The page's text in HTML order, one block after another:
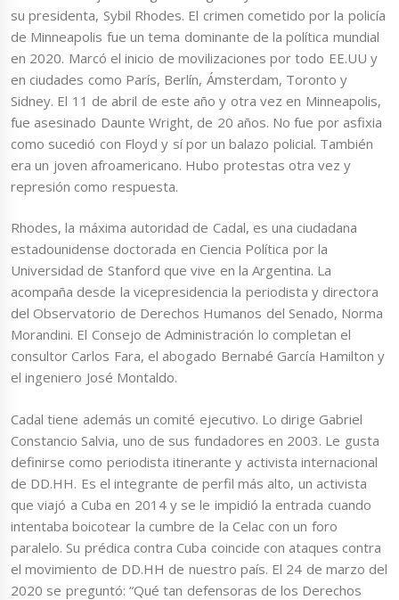
su presidenta, Sybil Rhodes. El crimen cometido por la policía
de Minneapolis fue un tema dominante de la política mundial
en 2020. Marcó el inicio de movilizaciones por todo EE.UU y
en ciudades como París, Berlín, Ámsterdam, Toronto y
Sidney. El 11 de abril de este año y otra vez en Minneapolis,
fue asesinado Daunte Wright, de 20 años. No fue por asfixia
como sucedió con Floyd y sí por un balazo policial. También
era un joven afroamericano. Hubo protestas otra vez y
represión como respuesta.
Rhodes, la máxima autoridad de Cadal, es una ciudadana
estadounidense doctorada en Ciencia Política por la
Universidad de Stanford que vive en la Argentina. La
acompaña desde la vicepresidencia la periodista y directora
del Observatorio de Derechos Humanos del Senado, Norma
Morandini. El Consejo de Administración lo completan el
consultor Carlos Fara, el abogado Bernabé García Hamilton y
el ingeniero José Montaldo.
Cadal tiene además un comité ejecutivo. Lo dirige Gabriel
Constancio Salvia, uno de sus fundadores en 2003. Le gusta
definirse como periodista itinerante y activista internacional
de DD.HH. Es el integrante de perfil más alto, un activista
que viajó a Cuba en 2014 y se le impidió la entrada cuando
intentaba boicotear la cumbre de la Celac con un foro
paralelo. Su prédica contra Cuba coincide con ataques contra
el movimiento de DD.HH de nuestro país. El 24 de marzo del
2020 se preguntó: “Qué tan defensoras de los Derechos